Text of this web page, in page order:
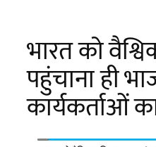
भारत को
पहुंचाना ही
कार्यकर्ताओं